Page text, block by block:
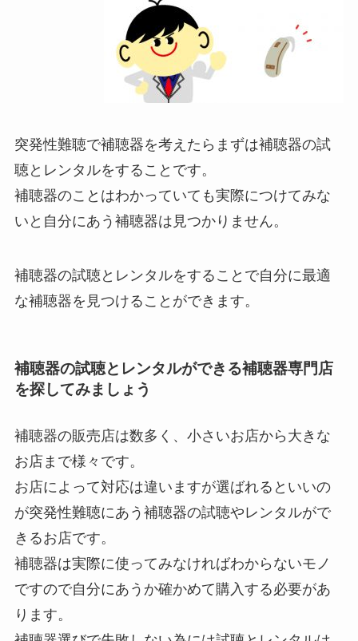
突発性難聴で補聴器を考えたらまずは補聴器の試
聴とレンタルをすることです。
補聴器のことはわかっていても実際につけてみな
いと自分にあう補聴器は見つかりません。
補聴器の試聴とレンタルをすることで自分に最適
な補聴器を見つけることができます。
補聴器の試聴とレンタルができる補聴器専門店
を探してみましょう
補聴器の販売店は数多く、小さいお店から大きな
お店まで様々です。
お店によって対応は違いますが選ばれるといいの
が突発性難聴にあう補聴器の試聴やレンタルがで
きるお店です。
補聴器は実際に使ってみなければわからないモノ
ですので自分にあうか確かめて購入する必要があ
ります。